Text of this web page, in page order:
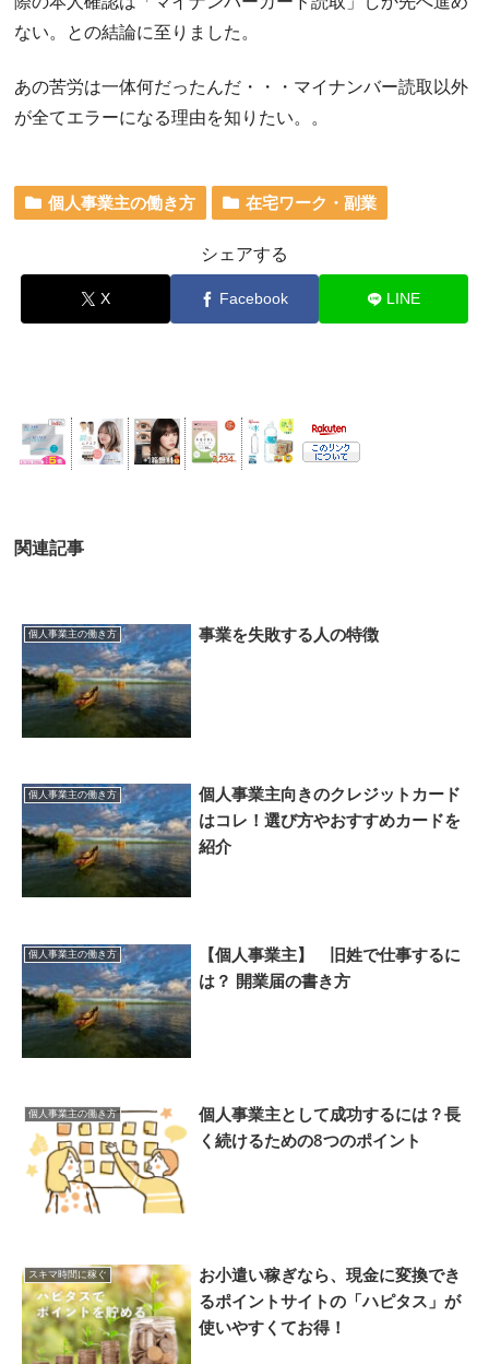
ない。との結論に至りました。
あの苦労は一体何だったんだ・・・マイナンバー読取以外
が全てエラーになる理由を知りたい。。
個人事業主の働き方 在宅ワーク・副業
シェアする
X Facebook LINE
関連記事
個人事業主の働き方 事業を失敗する人の特徴
個人事業主の働き方
個人事業主向きのクレジットカード
はコレ！選び方やおすすめカードを
紹介
個人事業主の働き方
【個人事業主】 旧姓で仕事するに
は？ 開業届の書き方
個人事業主の働き方
個人事業主として成功するには？長
く続けるための8つのポイント
スキマ時間に稼ぐ
お小遣い稼ぎなら、現金に変換でき
るポイントサイトの「ハピタス」が
使いやすくてお得！